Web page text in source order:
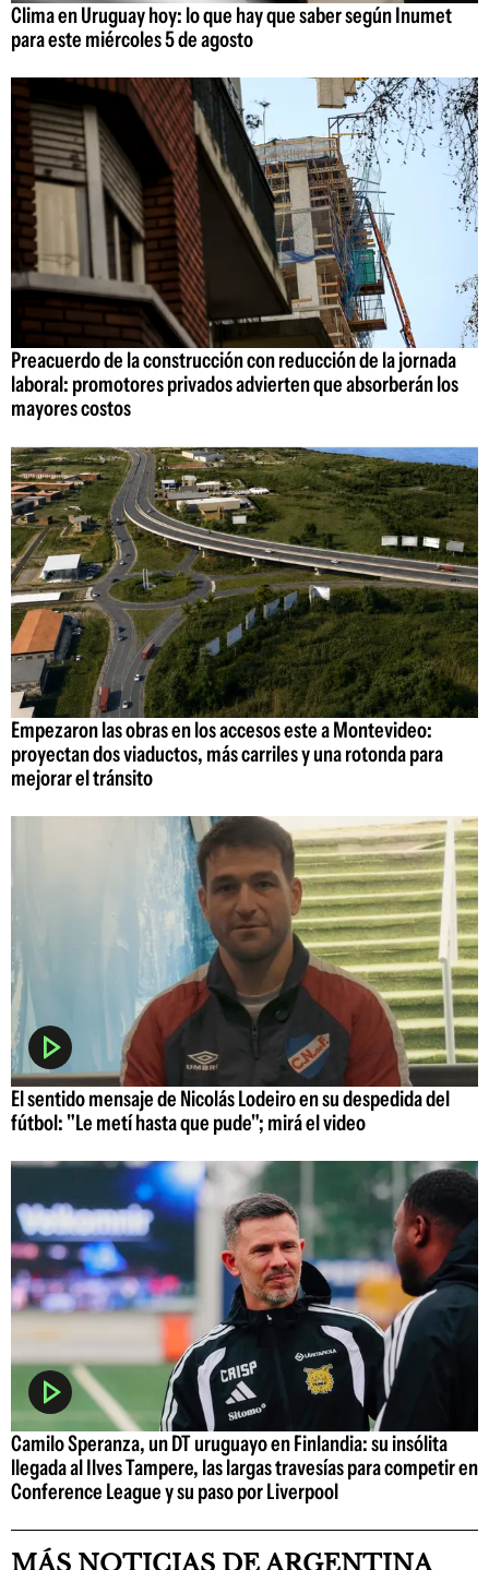
Clima en Uruguay hoy: lo que hay que saber según Inumet
para este miércoles 5 de agosto
Preacuerdo de la construcción con reducción de la jornada
laboral: promotores privados advierten que absorberán los
mayores costos
Empezaron las obras en los accesos este a Montevideo:
proyectan dos viaductos, más carriles y una rotonda para
mejorar el tránsito
El sentido mensaje de Nicolás Lodeiro en su despedida del
fútbol: "Le metí hasta que pude"; mirá el video
Camilo Speranza, un DT uruguayo en Finlandia: su insólita
llegada al Ilves Tampere, las largas travesías para competir en
Conference League y su paso por Liverpool